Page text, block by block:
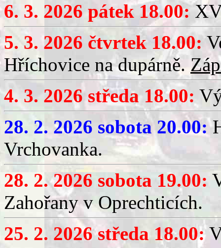
6. 3. 2026 pátek 18.00:
5. 3. 2026 čtvrtek 18.00:
Hříchovice na dupárně.
4. 3. 2026 středa 18.00:
28. 2. 2026 sobota 20.00:
Vrchovanka.
28. 2. 2026 sobota 19.00:
Zahořany v Oprechticích.
25. 2. 2026 středa 18.00: